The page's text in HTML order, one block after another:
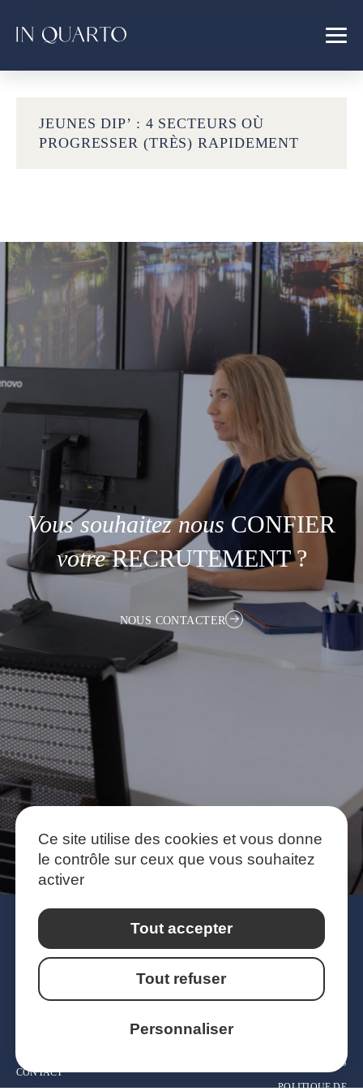
JEUNES DIP’ : 4 SECTEURS OÙ
PROGRESSER (TRÈS) RAPIDEMENT
Vous souhaitez nous CONFIER
votreRECRUTEMENT ?
NOUS CONTACTER
PRESTATIONS
CONTACT
OFFRES D’EMPLOI
LÉGALES
POLITIQUE DE
Ce site utilise des cookies et vous donne
le contrôle sur ceux que vous souhaitez
activer
Tout accepter
Tout refuser
Personnaliser